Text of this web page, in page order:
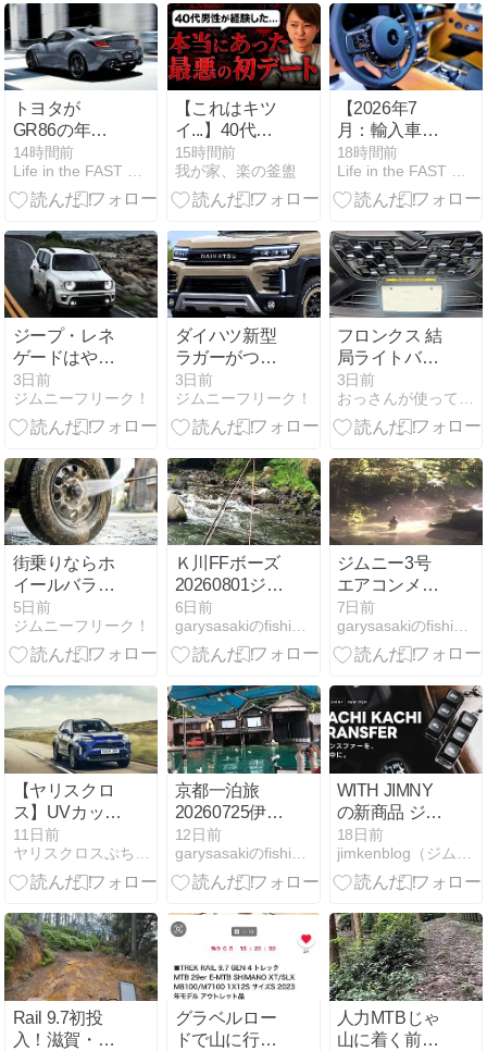
【ガブリエ
ル・ライオ
ン】 -
YouTube
で市販車最速
1分41秒6の金
字塔を樹立、
発表は8月14
日にモントレ
ーにて
寄せの暴挙！
／バイクが転
倒し激突寸
前！急停止タ
クシーと速度
超過が招いた
惨劇 -
YouTube
トヨタが
GR86の年次
改良モデルを
発表、「ソリ
ッドグレー」
「アクセル、
ステアリン
グ、シフトの
作り込み」を
深化。内装で
は初代86への
オマージュも
14時間前
Life in the FAST LANE.
【これはキツ
イ...】40代男
性会員が経験
した初デート
での悲惨なエ
が痛くなりま
した... -
YouTube
15時間前
我が家、楽の釜盥
【2026年7
月：輸入車登
録ランキン
グ】絶好調の
フェラーリや
超高級ブラン
ド、それに対
して縮小を続
ける従来の王
者「メルセデ
ス・ベンツ、
BMW、アウデ
ィ」
18時間前
Life in the FAST LANE.
ジープ・レネ
ゲードはやめ
とけ？買って
はいけないと
言われる5つ
ルな弱点【評
価・口コミ】
3日前
ジムニーフリーク！
ダイハツ新型
ラガーがつい
に復活！価
格・スペッ
ク・発売日の
しく解説｜発
売はいつ？
【ジムニー対
抗】
3日前
ジムニーフリーク！
フロンクス 結
局ライトバー
を付けた
3日前
おっさんが使ってみた
街乗りならホ
イールバラン
ス調整は無
駄？不要論の
真実と絶対に
き必要性
5日前
ジムニーフリーク！
Ｋ川FFボーズ
20260801ジム
ニーエアコン
まだ不調
6日前
garysasakiのfishing備忘録
ジムニー3号
エアコンメン
テ20260731
7日前
garysasakiのfishing備忘録
【ヤリスクロ
ス】UVカット
だから日焼け
しない？運転
中の紫外線対
ナーが解説
11日前
ヤリスクロスぷち上げブログ
京都一泊旅
20260725伊根
の舟屋とジム
ニー故障
12日前
garysasakiのfishing備忘録
WITH JIMNY
の新商品 ジム
ニーキーホル
ダー「KACHI
KACHI
発売のお知ら
せ！
18日前
jimkenblog（ジムニー カスタムブログ）
Rail 9.7初投
入！滋賀・金
グラベルロー
ドで山に行っ
人力MTBじゃ
山に着く前